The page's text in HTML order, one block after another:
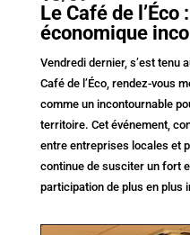
Le Café de
économique
Vendredi dernier, s’est tenu
Café de l’Éco, rendez-vous
comme un incontournable
territoire. Cet événement,
entre entreprises locales et
continue de susciter un fort
participation de plus en plus